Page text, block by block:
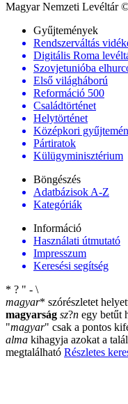
Magyar Nemzeti Levéltár
Gyűjtemények
Rendszerváltás
Digitális Roma
Szovjetunióba
Első világháború
Reformáció 500
Családtörténet
Helytörténet
Középkori
Pártiratok
Külügyminisztérium
Böngészés
Adatbázisok A-Z
Kategóriák
Információ
Használati útmutató
Impresszum
Keresési segítség
* ? " - \
magyar* szórészletet
magyarság sz?n egy betűt
"magyar" csak a pontos
alma kihagyja azokat a
megtalálható Részletes